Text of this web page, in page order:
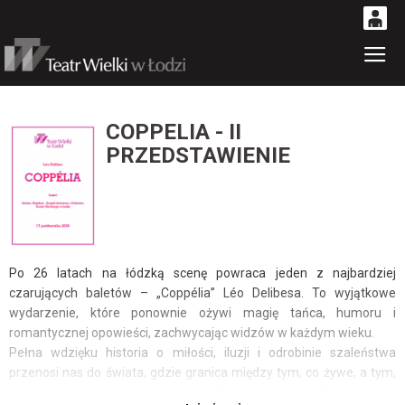
0
0,00
14
COPPELIA - II
PRZEDSTAWIENIE
Po 26 latach na łódzką scenę powraca jeden z najbardziej
czarujących baletów – „Coppélia” Léo Delibesa. To wyjątkowe
wydarzenie, które ponownie ożywi magię tańca, humoru i
romantycznej opowieści, zachwycając widzów w każdym wieku.
Pełna wdzięku historia o miłości, iluzji i odrobinie szaleństwa
przenosi nas do świata, gdzie granica między tym, co żywe, a tym,